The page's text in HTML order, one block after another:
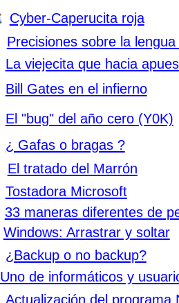
Cyber-Caperucita roja
Precisiones sobre la
La viejecita que hacia
Bill Gates en el infierno
El "bug" del año cero (Y0K)
¿ Gafas o bragas ?
El tratado del Marrón
Tostadora Microsoft
33 maneras diferentes de
Windows: Arrastrar y soltar
¿Backup o no backup?
Uno de informáticos y
Actualización del programa